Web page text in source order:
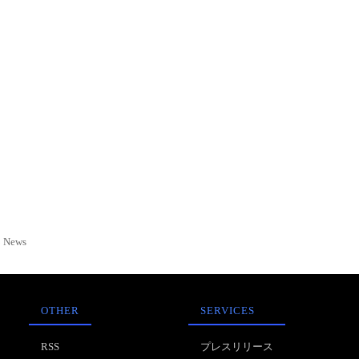
OTHER
RSS
SERVICES
プレスリリース